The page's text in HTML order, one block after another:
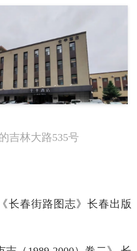
吉林大路535号
《长春街路图志》 长春出版